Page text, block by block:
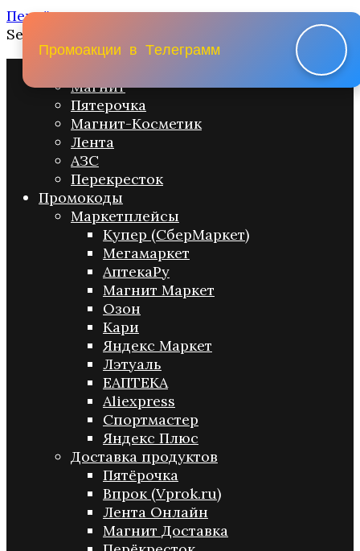
Перейти к содержанию
Search for:
Магнит
Пятерочка
Магнит-Косметик
Лента
АЗС
Перекресток
Промокоды
Маркетплейсы
Купер (СберМаркет)
Мегамаркет
АптекаРу
Магнит Маркет
Озон
Кари
Яндекс Маркет
Лэтуаль
ЕАПТЕКА
Aliexpress
Спортмастер
Яндекс Плюс
Доставка продуктов
Пятёрочка
Впрок (Vprok.ru)
Лента Онлайн
Магнит Доставка
Промоакции в Телеграмм